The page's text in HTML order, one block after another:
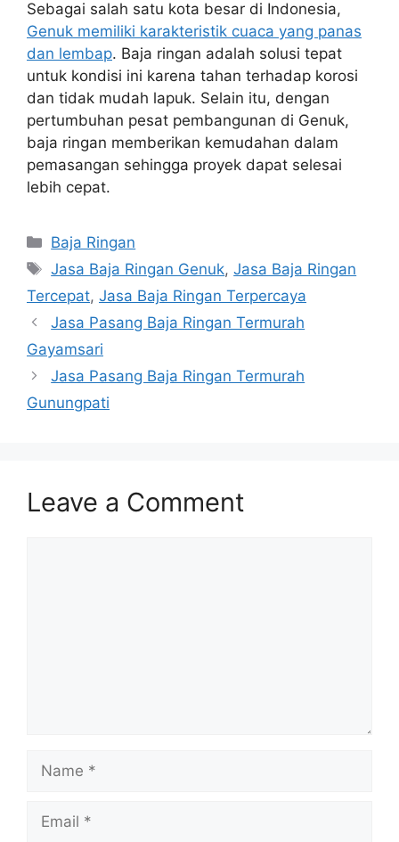
Sebagai salah satu kota besar di Indonesia,
Genuk memiliki karakteristik cuaca yang panas
dan lembap. Baja ringan adalah solusi tepat
untuk kondisi ini karena tahan terhadap korosi
dan tidak mudah lapuk. Selain itu, dengan
pertumbuhan pesat pembangunan di Genuk,
baja ringan memberikan kemudahan dalam
pemasangan sehingga proyek dapat selesai
lebih cepat.
Categories
Baja Ringan
Tags
Jasa Baja Ringan Genuk,Jasa Baja Ringan
Tercepat, Jasa Baja Ringan Terpercaya
Jasa Pasang Baja Ringan Termurah
Gayamsari
Jasa Pasang Baja Ringan Termurah
Gunungpati
Leave a Comment
Name
Email